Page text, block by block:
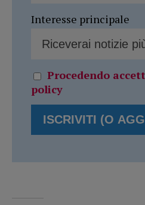
Interesse principale
Procedendo
policy